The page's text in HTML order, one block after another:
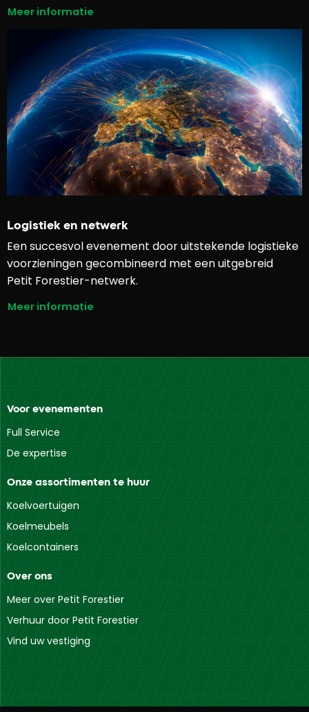
Meer informatie
Logistiek en netwerk
Een succesvol evenement door uitstekende logistieke
voorzieningen gecombineerd met een uitgebreid
Petit Forestier-netwerk.
Meer informatie
Voor evenementen
Full Service
De expertise
Onze assortimenten te huur
Koelvoertuigen
Koelmeubels
Koelcontainers
Over ons
Meer over Petit Forestier
Verhuur door Petit Forestier
Vind uw vestiging